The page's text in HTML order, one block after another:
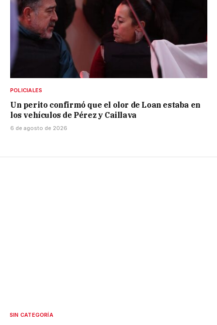
POLICIALES
Un perito confirmó que el olor de Loan estaba en
los vehículos de Pérez y Caillava
6 de agosto de 2026
SIN CATEGORÍA